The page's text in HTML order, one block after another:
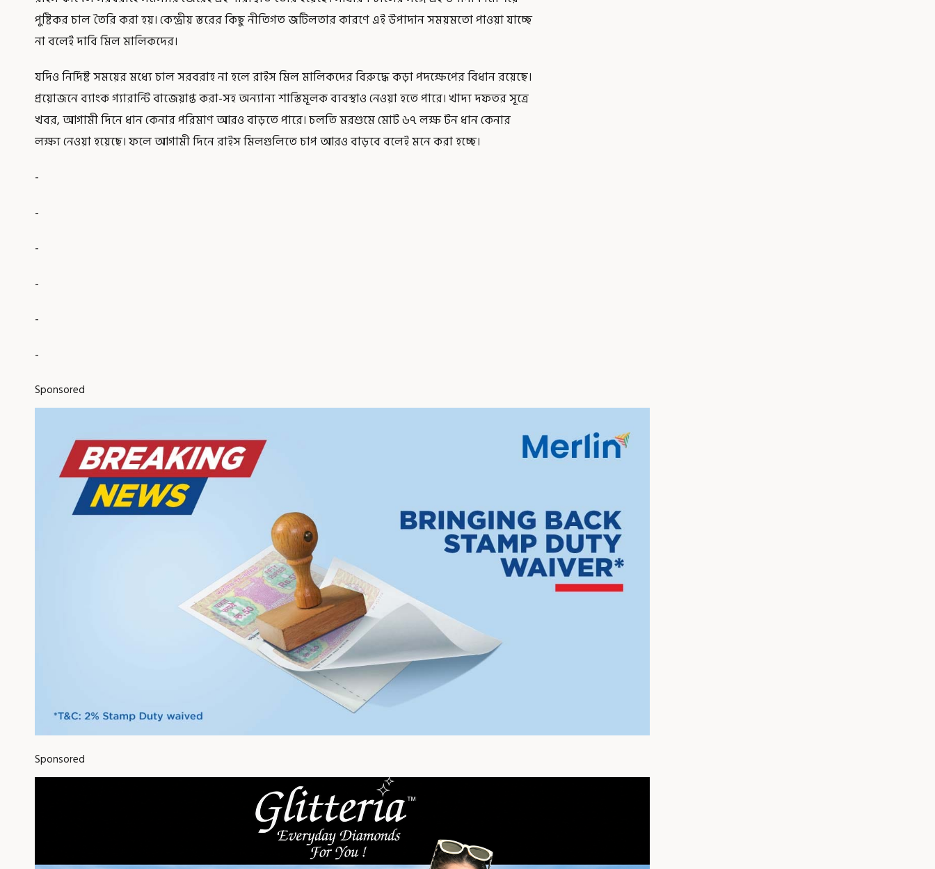
পুষ্টিকর চাল তৈরি করা হয়। কেন্দ্রীয় স্তরের কিছু নীতিগত জটিলতার কারণে এই উপাদান সময়মতো পাওয়া যাচ্ছে
না বলেই দাবি মিল মালিকদের।
যদিও নির্দিষ্ট সময়ের মধ্যে চাল সরবরাহ না হলে রাইস মিল মালিকদের বিরুদ্ধে কড়া পদক্ষেপের বিধান রয়েছে।
প্রয়োজনে ব্যাংক গ্যারান্টি বাজেয়াপ্ত করা-সহ অন্যান্য শাস্তিমূলক ব্যবস্থাও নেওয়া হতে পারে। খাদ্য দফতর সূত্রে
খবর, আগামী দিনে ধান কেনার পরিমাণ আরও বাড়তে পারে। চলতি মরশুমে মোট ৬৭ লক্ষ টন ধান কেনার
লক্ষ্য নেওয়া হয়েছে। ফলে আগামী দিনে রাইস মিলগুলিতে চাপ আরও বাড়বে বলেই মনে করা হচ্ছে।
-
-
-
-
-
-
Sponsored
Sponsored